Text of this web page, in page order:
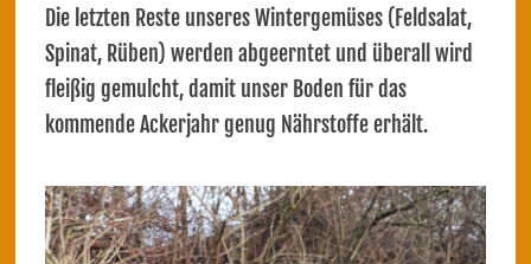
Die letzten Reste unseres Wintergemüses (Feldsalat,
Spinat, Rüben) werden abgeerntet und überall wird
fleißig gemulcht, damit unser Boden für das
kommende Ackerjahr genug Nährstoffe erhält.